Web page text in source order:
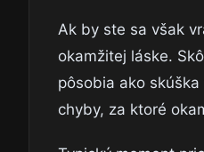
Ak by ste sa však
okamžitej láske.
pôsobia ako
chyby, za ktoré